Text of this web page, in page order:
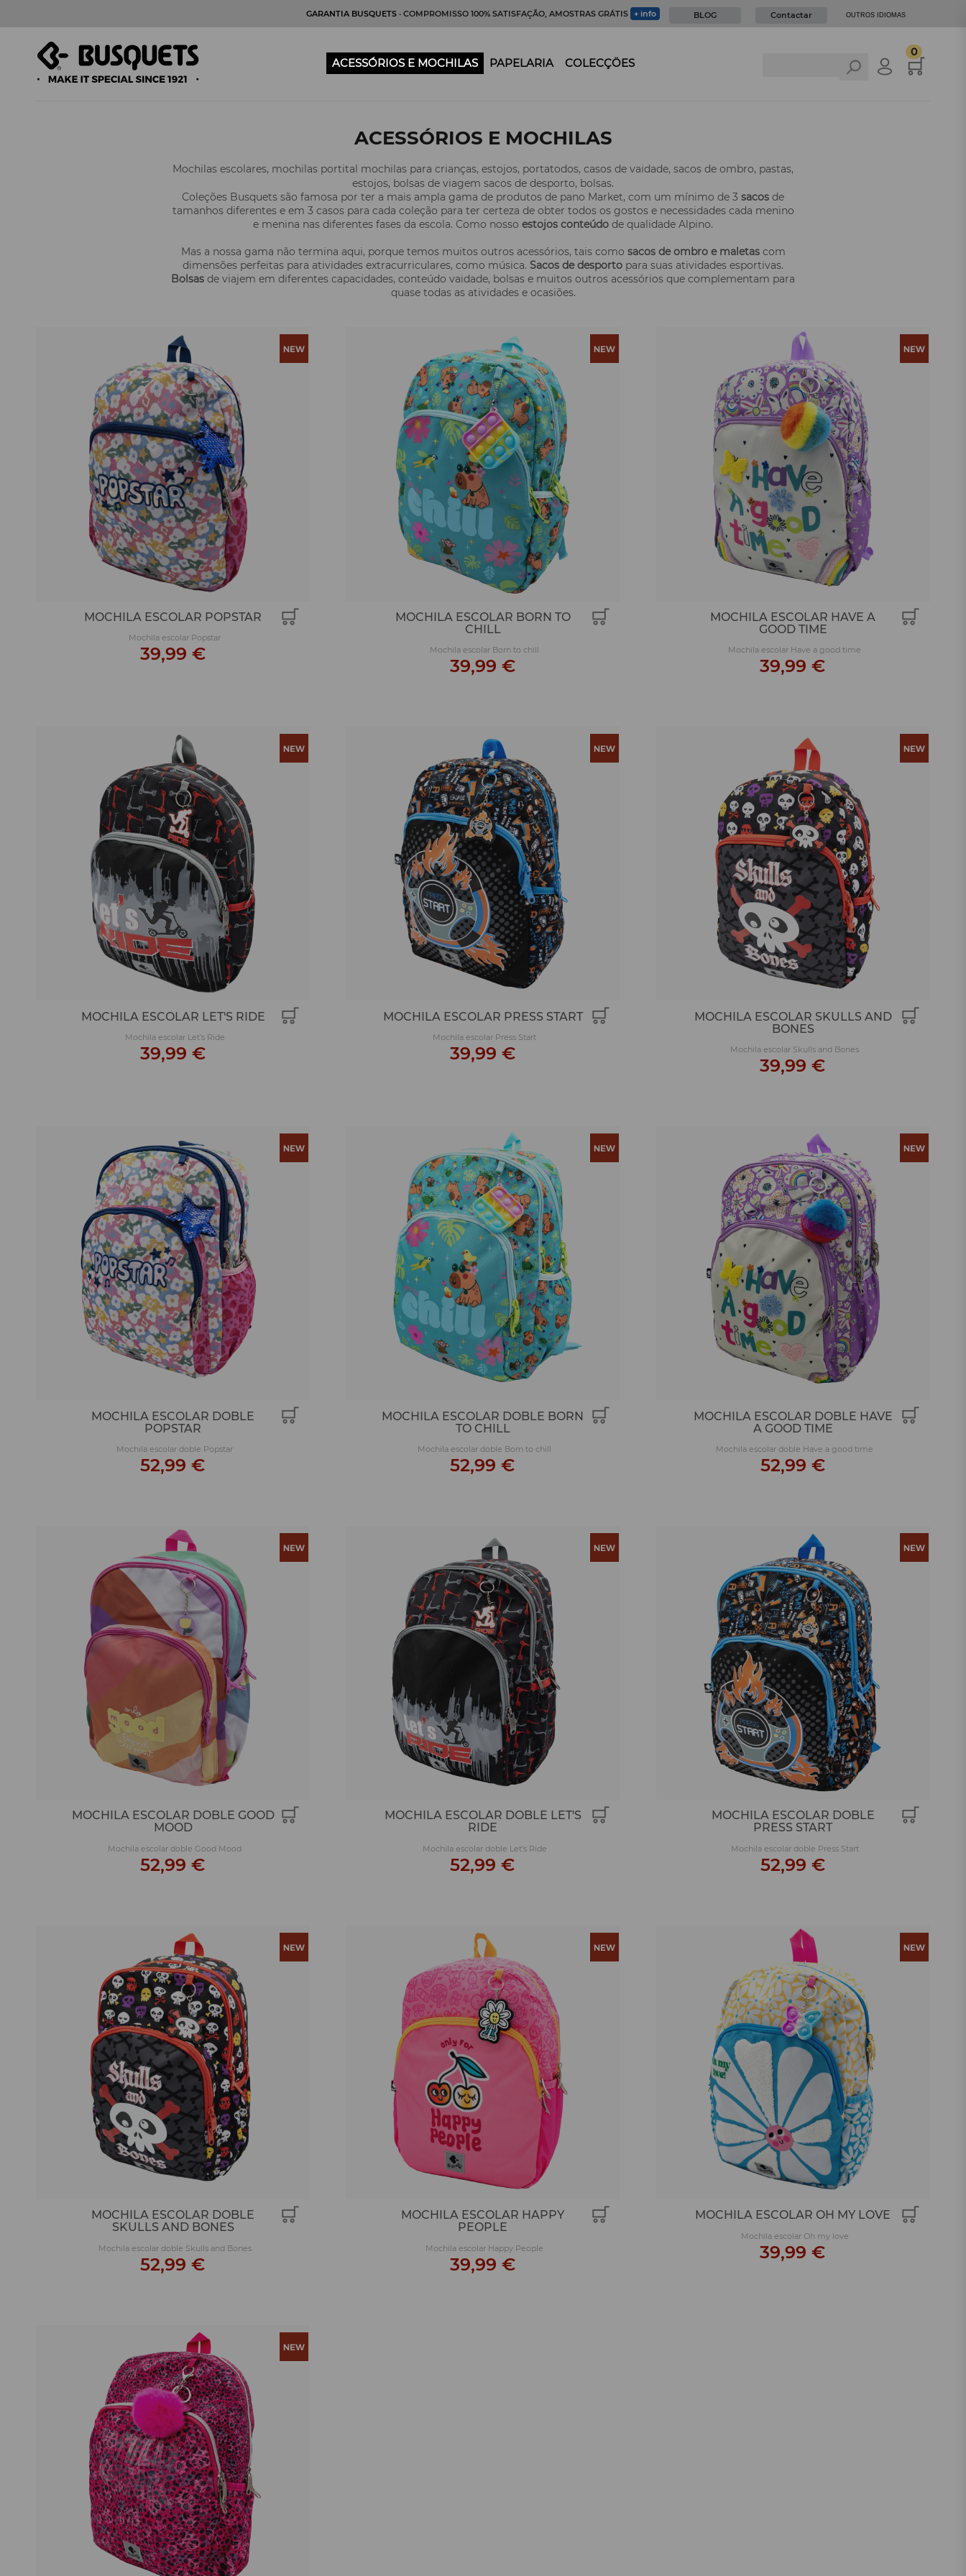
GARANTIA BUSQUETS · COMPROMISSO 100% SATISFAÇÃO, AMOSTRAS GRÁTIS + info BLOG Contactar OUTROS IDIOMAS
ACESSÓRIOS E MOCHILAS PAPELARIA COLECÇÖES
0
ACESSÓRIOS E MOCHILAS
Mochilas escolares, mochilas portital mochilas para crianças, estojos, portatodos, casos de vaidade, sacos de ombro, pastas,
estojos, bolsas de viagem sacos de desporto, bolsas.
Coleções Busquets são famosa por ter a mais ampla gama de produtos de pano Market, com um mínimo de 3 sacos de
tamanhos diferentes e em 3 casos para cada coleção para ter certeza de obter todos os gostos e necessidades cada menino
e menina nas diferentes fases da escola. Como nosso estojos conteúdo de qualidade Alpino.
Mas a nossa gama não termina aqui, porque temos muitos outros acessórios, tais como sacos de ombro e maletascom
dimensões perfeitas para atividades extracurriculares, como música. Sacos de desporto para suas atividades esportivas.
Bolsas de viajem em diferentes capacidades, conteúdo vaidade, bolsas e muitos outros acessórios que complementam para
quase todas as atividades e ocasiões.
MOCHILA ESCOLAR POPSTAR
Mochila escolar Popstar
39,99 €
MOCHILA ESCOLAR BORN TO
CHILL
Mochila escolar Born to chill
39,99 €
MOCHILA ESCOLAR HAVE A
GOOD TIME
Mochila escolar Have a good time
39,99 €
MOCHILA ESCOLAR LET'S RIDE
Mochila escolar Let's Ride
39,99 €
MOCHILA ESCOLAR PRESS START
Mochila escolar Press Start
39,99 €
MOCHILA ESCOLAR SKULLS AND
BONES
Mochila escolar Skulls and Bones
39,99 €
MOCHILA ESCOLAR DOBLE
POPSTAR
Mochila escolar doble Popstar
52,99 €
MOCHILA ESCOLAR DOBLE BORN
TO CHILL
Mochila escolar doble Born to chill
52,99 €
MOCHILA ESCOLAR DOBLE HAVE
A GOOD TIME
Mochila escolar doble Have a good time
52,99 €
MOCHILA ESCOLAR DOBLE GOOD
MOOD
Mochila escolar doble Good Mood
52,99 €
MOCHILA ESCOLAR DOBLE LET'S
RIDE
Mochila escolar doble Let's Ride
52,99 €
MOCHILA ESCOLAR DOBLE
PRESS START
Mochila escolar doble Press Start
52,99 €
MOCHILA ESCOLAR DOBLE
SKULLS AND BONES
Mochila escolar doble Skulls and Bones
52,99 €
MOCHILA ESCOLAR HAPPY
PEOPLE
Mochila escolar Happy People
39,99 €
MOCHILA ESCOLAR OH MY LOVE
Mochila escolar Oh my love
39,99 €